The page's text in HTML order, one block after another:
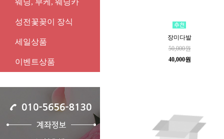
웨딩, 부케, 웨딩카
성전꽃꽂이 장식
세일상품
이벤트상품
장미다발
50,000원
40,000원